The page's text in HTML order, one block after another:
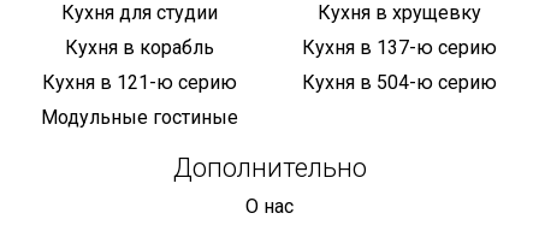
Кухня для студии
Кухня в хрущевку
Кухня в корабль
Кухня в 137-ю серию
Кухня в 121-ю серию
Кухня в 504-ю серию
Модульные гостиные
Дополнительно
О нас